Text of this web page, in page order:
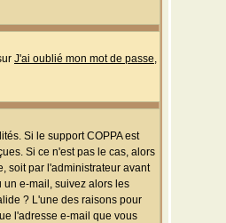
J'ai oublié mon mot de passe,
Si le support COPPA est
Si ce n'est pas le cas, alors
soit par l'administrateur avant
un e-mail, suivez alors les
? L'une des raisons pour
l'adresse e-mail que vous